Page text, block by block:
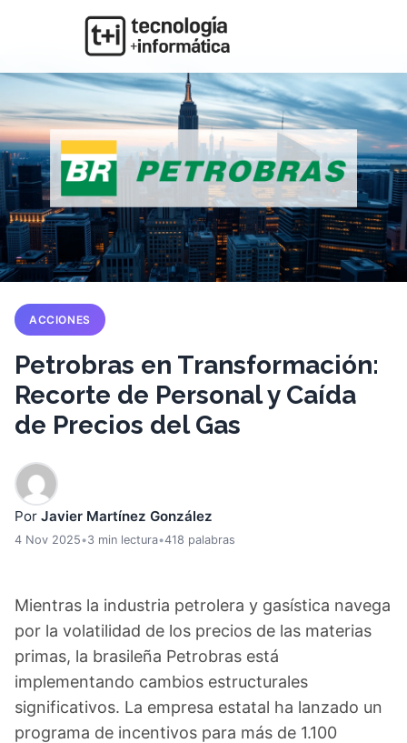
ACCIONES
Petrobras en Transformación:
Recorte de Personal y Caída
de Precios del Gas
Por Javier Martínez González
4 Nov 2025•3 min lectura•418 palabras
Mientras la industria petrolera y gasística navega
por la volatilidad de los precios de las materias
primas, la brasileña Petrobras está
implementando cambios estructurales
significativos. La empresa estatal ha lanzado un
programa de incentivos para más de 1.100